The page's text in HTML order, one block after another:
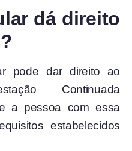
dá direito
pode dar direito ao
Continuada
a pessoa com essa
estabelecidos